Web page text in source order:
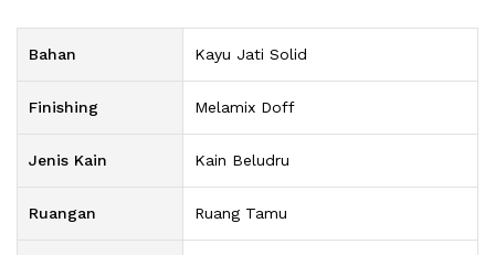
Bahan Kayu Jati Solid
Finishing Melamix Doff
Jenis Kain Kain Beludru
Ruangan Ruang Tamu